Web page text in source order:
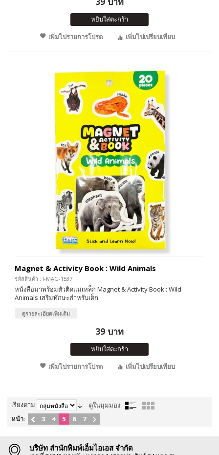
หยิบใส่ตะกร้า
เพิ่มไปรายการโปรด
เพิ่มไปเปรียบเทียบ
Magnet & Activity Book : Wild Animals
รหัสสินค้า : I-MAG-1537
หนังสือมาพร้อมตัวติดแม่เหล็ก Magnet & Activity Book : Wild
Animals เสริมทักษะสำหรับเด็ก
ดูรายละเอียดเพิ่มเติม
39 บาท
หยิบใส่ตะกร้า
เพิ่มไปรายการโปรด
เพิ่มไปเปรียบเทียบ
เรียงตาม
ดูในมุมมอง:
หน้า:
3 4 5 6 7
บริษัท สำนักพิมพ์เอ็มไอเอส จำกัด